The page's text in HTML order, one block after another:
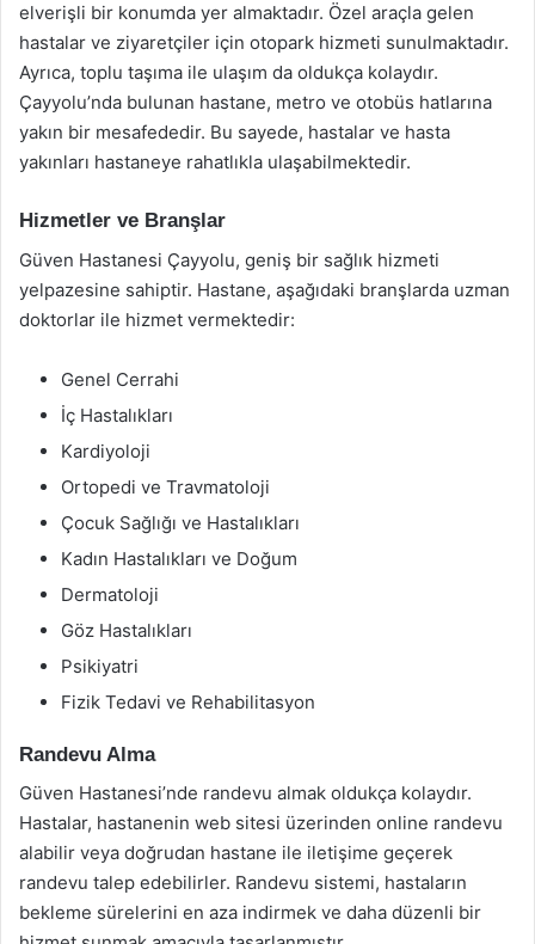
elverişli bir konumda yer almaktadır. Özel araçla gelen
hastalar ve ziyaretçiler için otopark hizmeti sunulmaktadır.
Ayrıca, toplu taşıma ile ulaşım da oldukça kolaydır.
Çayyolu’nda bulunan hastane, metro ve otobüs hatlarına
yakın bir mesafededir. Bu sayede, hastalar ve hasta
yakınları hastaneye rahatlıkla ulaşabilmektedir.
Hizmetler ve Branşlar
Güven Hastanesi Çayyolu, geniş bir sağlık hizmeti
yelpazesine sahiptir. Hastane, aşağıdaki branşlarda uzman
doktorlar ile hizmet vermektedir:
Genel Cerrahi
İç Hastalıkları
Kardiyoloji
Ortopedi ve Travmatoloji
Çocuk Sağlığı ve Hastalıkları
Kadın Hastalıkları ve Doğum
Dermatoloji
Göz Hastalıkları
Psikiyatri
Fizik Tedavi ve Rehabilitasyon
Randevu Alma
Güven Hastanesi’nde randevu almak oldukça kolaydır.
Hastalar, hastanenin web sitesi üzerinden online randevu
alabilir veya doğrudan hastane ile iletişime geçerek
randevu talep edebilirler. Randevu sistemi, hastaların
bekleme sürelerini en aza indirmek ve daha düzenli bir